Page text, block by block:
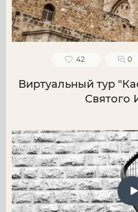
42 0
Виртуальный тур
Святого